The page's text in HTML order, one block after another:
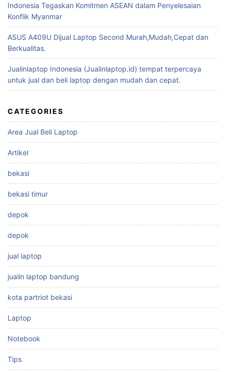
Indonesia Tegaskan Komitmen ASEAN dalam Penyelesaian
Konflik Myanmar
ASUS A409U Dijual Laptop Second Murah,Mudah,Cepat dan
Berkualitas.
Jualinlaptop Indonesia (Jualinlaptop.id) tempat terpercaya
untuk jual dan beli laptop dengan mudah dan cepat.
CATEGORIES
Area Jual Beli Laptop
Artikel
bekasi
bekasi timur
depok
depok
jual laptop
jualin laptop bandung
kota partriot bekasi
Laptop
Notebook
Tips